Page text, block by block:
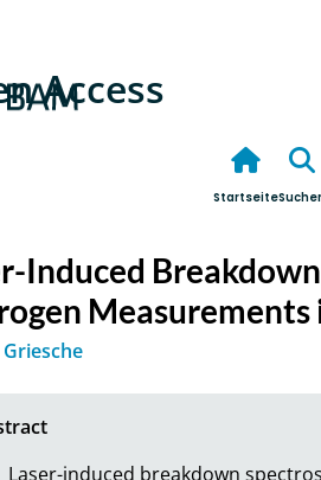
Access
Startseite
Induced
Measurements
Laser-induced breakdown